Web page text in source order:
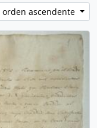
orden ascendente